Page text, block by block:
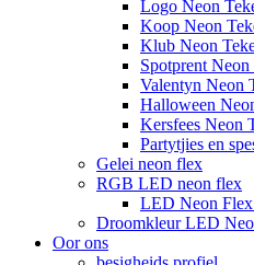
Logo Neon
Koop Neon
Klub Neon
Spotprent Neon
Valentyn Neon
Halloween
Kersfees Neon
Partytjies en
Gelei neon flex
RGB LED neon flex
LED Neon
Droomkleur LED
Oor ons